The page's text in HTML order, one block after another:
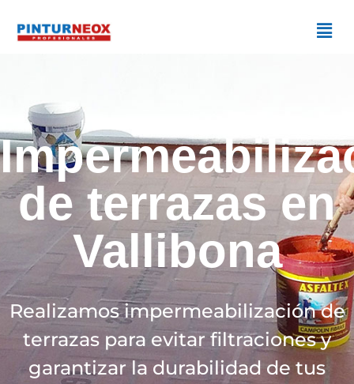
de terrazas en
Vallibona
Realizamos impermeabilización de
terrazas para evitar filtraciones y
garantizar la durabilidad de tus